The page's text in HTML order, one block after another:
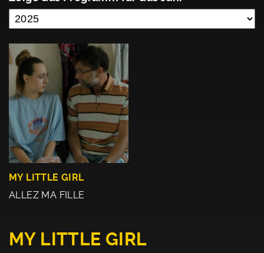
MY LITTLE GIRL
ALLEZ MA FILLE
MY LITTLE GIRL